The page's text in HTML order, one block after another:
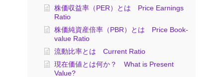
株価収益率（PER）とは Price Earnings
Ratio
株価純資産倍率（PBR）とは Price Book-
value Ratio
流動比率とは Current Ratio
現在価値とは何か？ What is Present
Value?